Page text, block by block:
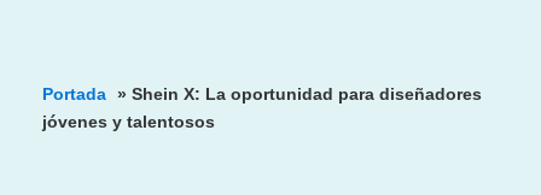
Portada » Shein X: La oportunidad para diseñadores
jóvenes y talentosos